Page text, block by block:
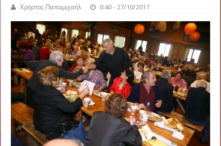
Χρήστος Παπαμιχαήλ 0:40 - 27/10/2017